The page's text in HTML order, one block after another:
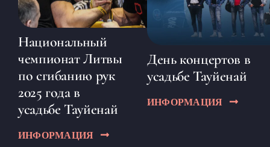
Национальный
чемпионат Литвы
по сгибанию рук
2025 года в
усадьбе Тауйенай
ИНФОРМАЦИЯ
День концертов в
усадьбе Тауйенай
ИНФОРМАЦИЯ